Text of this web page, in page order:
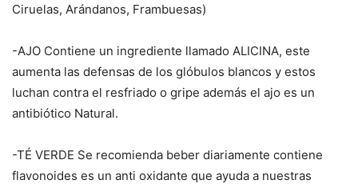
Ciruelas, Arándanos, Frambuesas)
-AJO Contiene un ingrediente llamado ALICINA, este
aumenta las defensas de los glóbulos blancos y estos
luchan contra el resfriado o gripe además el ajo es un
antibiótico Natural.
-TÉ VERDE Se recomienda beber diariamente contiene
flavonoides es un anti oxidante que ayuda a nuestras